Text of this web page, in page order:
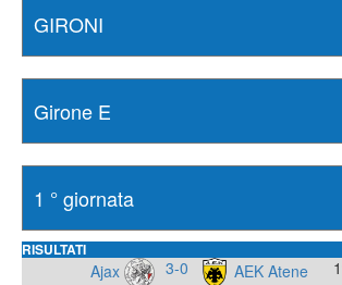
RISULTATI
Ajax 3-0 AEK Atene